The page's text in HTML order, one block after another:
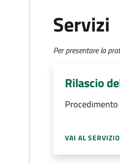
Servizi
Per presentare la
Rilascio
VAI AL SERVIZIO